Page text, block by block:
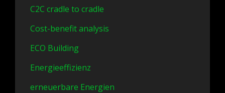
C2C cradle to cradle
Cost-benefit analysis
ECO Building
Energieeffizienz
erneuerbare Energien